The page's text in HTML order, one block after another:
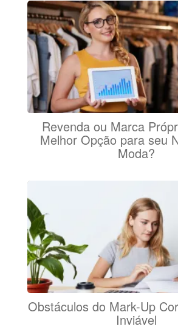
Revenda ou Marca
Melhor Opção para seu
Moda?
Obstáculos do Mark-Up
Inviável